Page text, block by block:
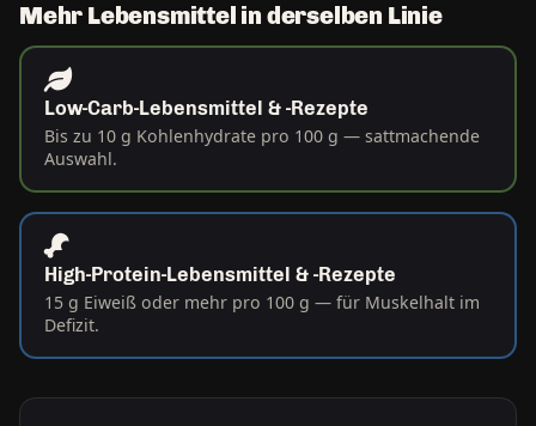
Mehr Lebensmittel in derselben Linie
Low-Carb-Lebensmittel & -Rezepte
Bis zu 10 g Kohlenhydrate pro 100 g — sattmachende
Auswahl.
High-Protein-Lebensmittel & -Rezepte
15 g Eiweiß oder mehr pro 100 g — für Muskelhalt im
Defizit.